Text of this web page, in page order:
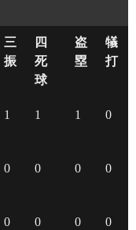
三
振
四
死
球
盗
塁
犠
打
1 1 1 0
0 0 0 0
0 0 0 0